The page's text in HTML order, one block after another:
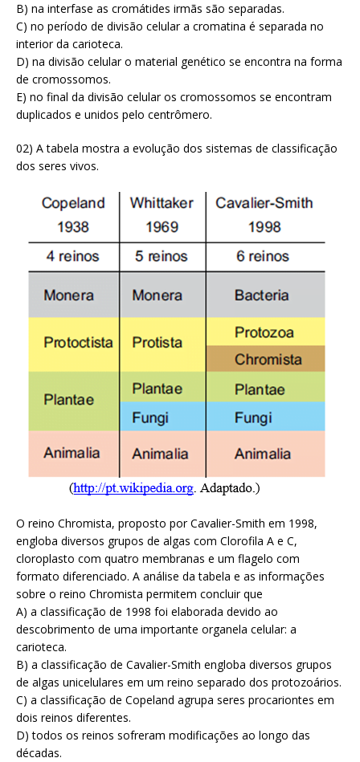
B) na interfase as cromátides irmãs são separadas.
C) no período de divisão celular a cromatina é separada no
interior da carioteca.
D) na divisão celular o material genético se encontra na forma
de cromossomos.
E) no final da divisão celular os cromossomos se encontram
duplicados e unidos pelo centrômero.
02) A tabela mostra a evolução dos sistemas de classificação
dos seres vivos.
O reino Chromista, proposto por Cavalier-Smith em 1998,
engloba diversos grupos de algas com Clorofila A e C,
cloroplasto com quatro membranas e um flagelo com
formato diferenciado. A análise da tabela e as informações
sobre o reino Chromista permitem concluir que
A) a classificação de 1998 foi elaborada devido ao
descobrimento de uma importante organela celular: a
carioteca.
B) a classificação de Cavalier-Smith engloba diversos grupos
de algas unicelulares em um reino separado dos protozoários.
C) a classificação de Copeland agrupa seres procariontes em
dois reinos diferentes.
D) todos os reinos sofreram modificações ao longo das
décadas.